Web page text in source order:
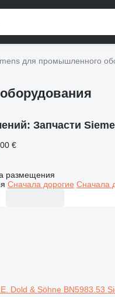
для промышленного
Запчасти
€
размещения
Сначала дорогие Сначала